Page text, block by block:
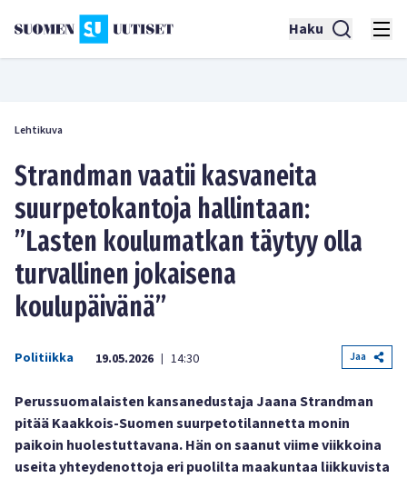
Haku
Lehtikuva
Strandman vaatii kasvaneita
suurpetokantoja hallintaan:
”Lasten koulumatkan täytyy olla
turvallinen jokaisena
koulupäivänä”
Politiikka 19.05.2026 | 14:30 Jaa
Perussuomalaisten kansanedustaja Jaana Strandman
pitää Kaakkois-Suomen suurpetotilannetta monin
paikoin huolestuttavana. Hän on saanut viime viikkoina
useita yhteydenottoja eri puolilta maakuntaa liikkuvista